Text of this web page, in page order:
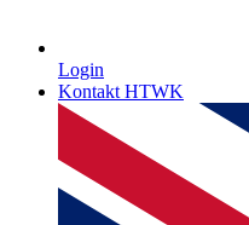
Login
Kontakt HTWK